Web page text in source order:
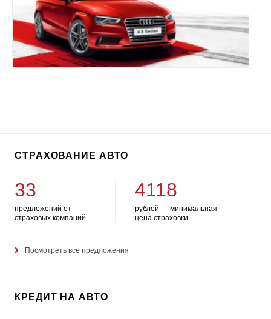
СТРАХОВАНИЕ АВТО
33
предложений от
страховых компаний
4118
рублей — минимальная
цена страховки
Посмотреть все предложения
КРЕДИТ НА АВТО